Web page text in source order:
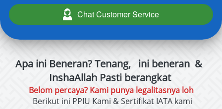
` Chat Customer Service
Apa ini Beneran? Tenang, ini beneran &
InshaAllah Pasti berangkat
Belom percaya? Kami punya legalitasnya loh
Berikut ini PPIU Kami & Sertifikat IATA kami